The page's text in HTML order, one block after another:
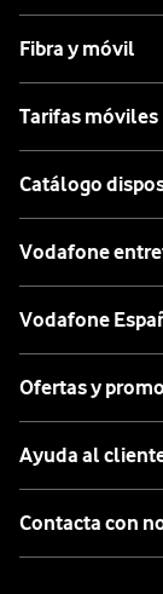
Fibra y móvil
Tarifas móviles
Catálogo
Vodafone
Vodafone
Ofertas y
Ayuda al
Contacta con